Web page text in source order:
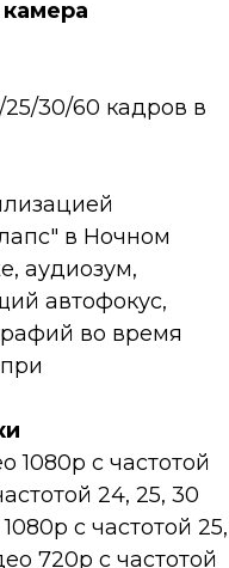
25/30/60 кадров в
в Ночном
аудиозум,
автофокус,
во время
1080р с частотой
24, 25, 30
с частотой 25,
720p с частотой